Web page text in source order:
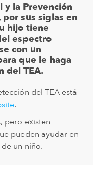
y la Prevención
sus siglas en
hijo tiene
espectro
con un
que le haga
del TEA.
del TEA está
.
pero existen
pueden ayudar en
un niño.